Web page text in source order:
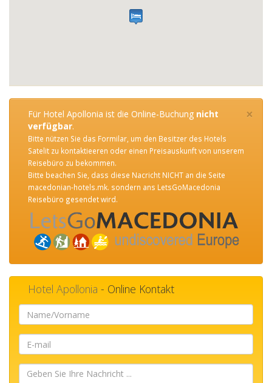
×
Für Hotel Apollonia ist die Online-Buchung nicht
verfügbar.
Bitte nützen Sie das Formilar, um den Besitzer des Hotels
Satelit zu kontaktieeren oder einen Preisauskunft von unserem
Reisebüro zu bekommen.
Bitte beachen Sie, dass diese Nacricht NICHT an die Seite
macedonian-hotels.mk. sondern ans LetsGoMacedonia
Reisebüro gesendet wird.
Hotel Apollonia - Online Kontakt
Name/Vorname
mail
Geben